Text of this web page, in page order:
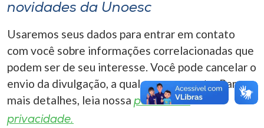
A-
novidades da Unoesc
Usaremos seus dados para entrar em contato
com você sobre informações correlacionadas que
podem ser de seu interesse. Você pode cancelar o
envio da divulgação, a qualquer momento. Para
mais detalhes, leia nossa política de
privacidade.